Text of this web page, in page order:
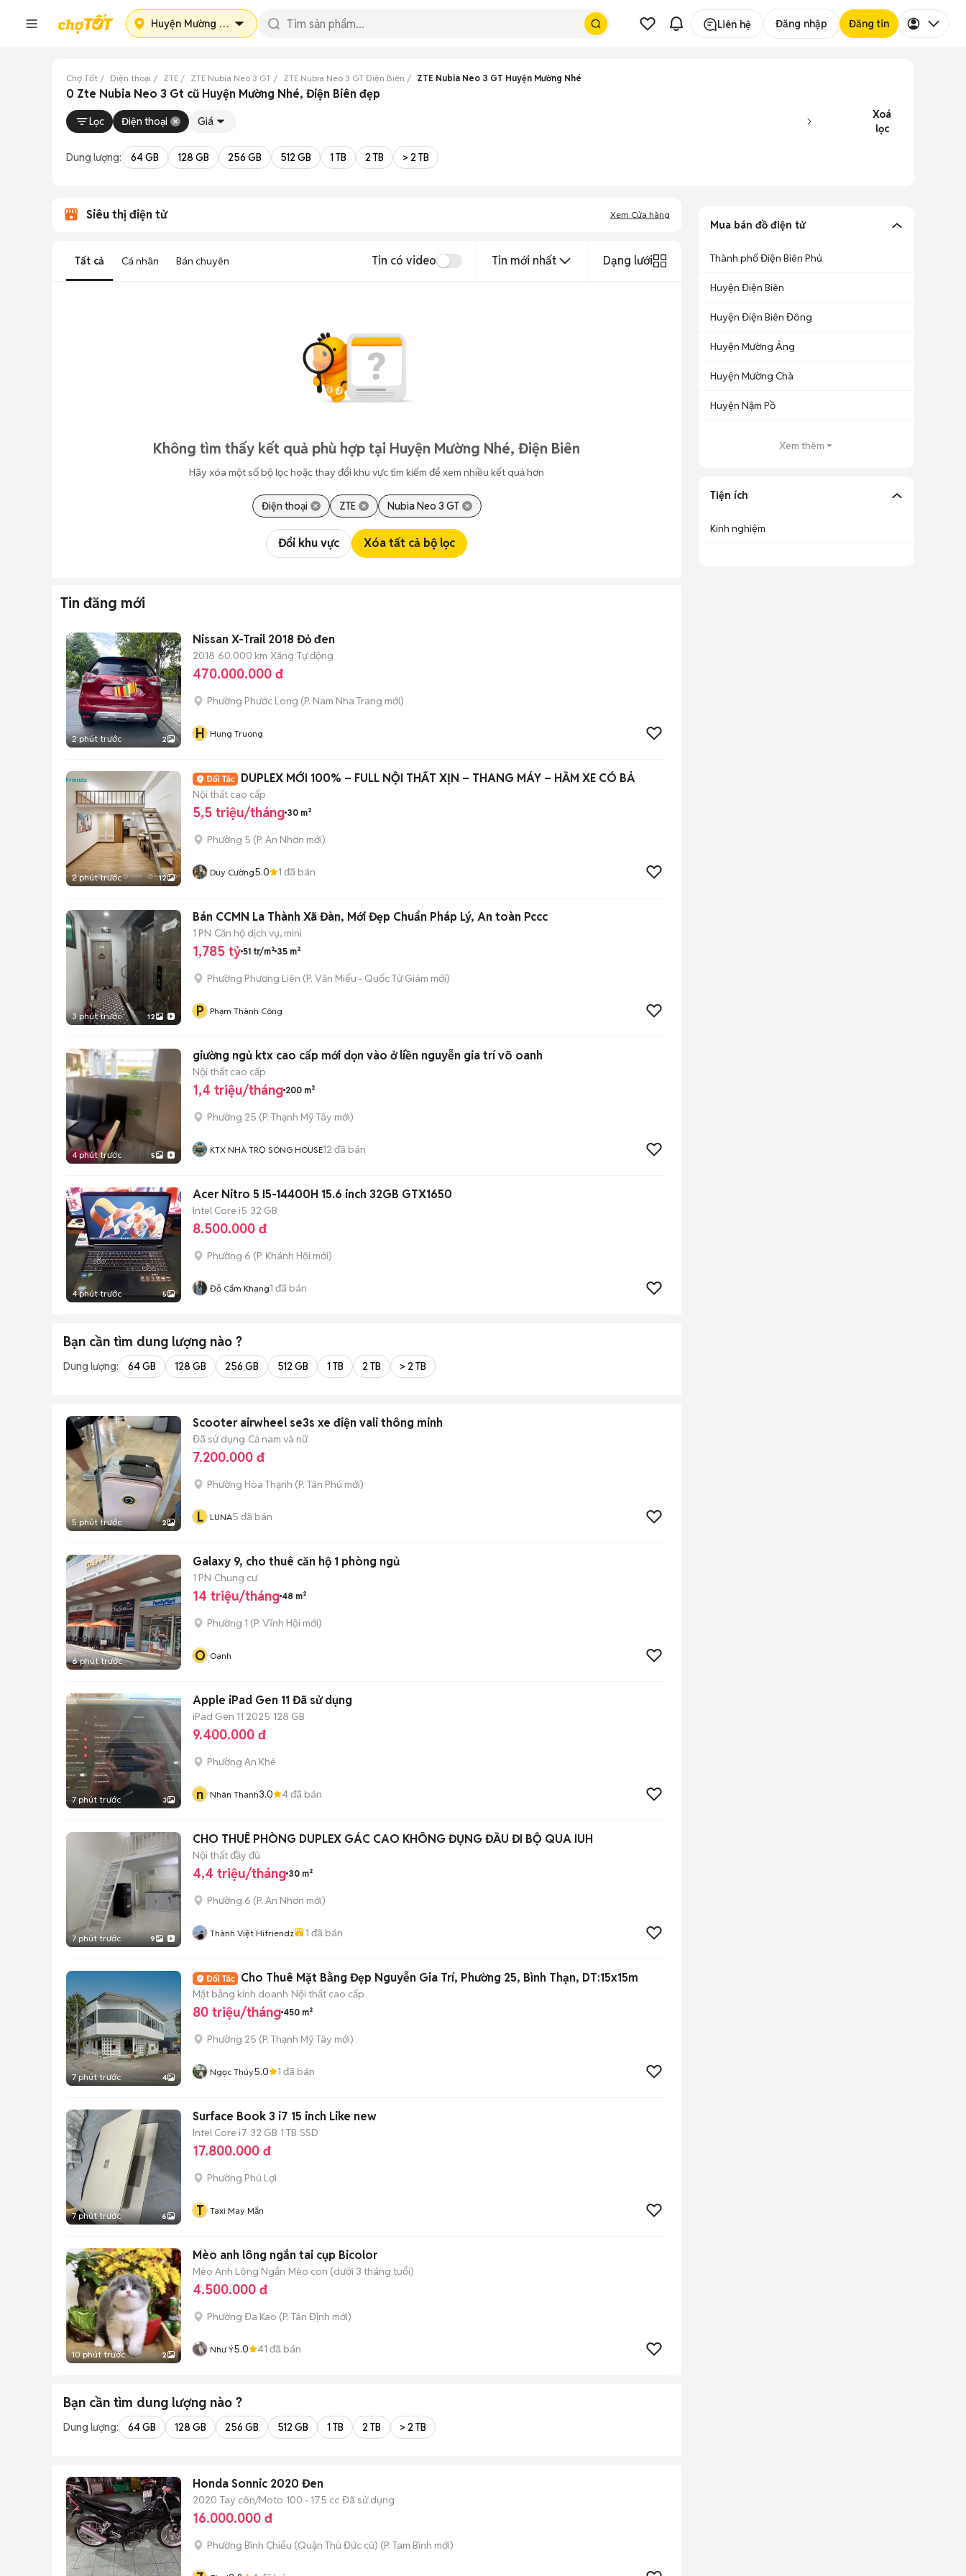
Huyện Mường Nhé Liên hệ Đăng nhập Đăng tin
Chợ Tốt Điện thoại ZTE ZTE Nubia Neo 3 GT ZTE Nubia Neo 3 GT Điện Biên ZTE Nubia Neo 3 GT Huyện Mường Nhé
0 Zte Nubia Neo 3 Gt cũ Huyện Mường Nhé, Điện Biên đẹp
Lọc Điện thoại Giá
Xoá
lọc
Dung lượng: 64 GB 128 GB 256 GB 512 GB 1 TB 2 TB > 2 TB
Siêu thị điện tử Xem Cửa hàng
Tất cả Cá nhân Bán chuyên Tin có video Tin mới nhất Dạng lưới
Không tìm thấy kết quả phù hợp tại Huyện Mường Nhé, Điện Biên
Hãy xóa một số bộ lọc hoặc thay đổi khu vực tìm kiếm để xem nhiều kết quả hơn
Điện thoại ZTE Nubia Neo 3 GT
Đổi khu vực Xóa tất cả bộ lọc
Tin đăng mới
2 phút trước 2
Nissan X-Trail 2018 Đỏ đen
2018 60.000 km Xăng Tự động
470.000.000 đ
Phường Phước Long (P. Nam Nha Trang mới)
H Hung Truong
2 phút trước 12
DUPLEX MỚI 100% – FULL NỘI THẤT XỊN – THANG MÁY – HẦM XE CÓ BẢ
Nội thất cao cấp
5,5 triệu/tháng 30 m²
Phường 5 (P. An Nhơn mới)
Duy Cường5.0 1 đã bán
3 phút trước 12
Bán CCMN La Thành Xã Đàn, Mới Đẹp Chuẩn Pháp Lý, An toàn Pccc
1 PN Căn hộ dịch vụ, mini
1,785 tỷ 51 tr/m² 35 m²
Phường Phương Liên (P. Văn Miếu - Quốc Tử Giám mới)
P Phạm Thành Công
4 phút trước 5
giường ngủ ktx cao cấp mới dọn vào ở liền nguyễn gia trí võ oanh
Nội thất cao cấp
1,4 triệu/tháng 200 m²
Phường 25 (P. Thạnh Mỹ Tây mới)
KTX NHÀ TRỌ SÓNG HOUSE12 đã bán
4 phút trước 5
Acer Nitro 5 I5-14400H 15.6 inch 32GB GTX1650
Intel Core i5 32 GB
8.500.000 đ
Phường 6 (P. Khánh Hội mới)
Đỗ Cẩm Khang1 đã bán
Bạn cần tìm dung lượng nào ?
Dung lượng: 64 GB 128 GB 256 GB 512 GB 1 TB 2 TB > 2 TB
5 phút trước 2
Scooter airwheel se3s xe điện vali thông minh
Đã sử dụng Cả nam và nữ
7.200.000 đ
Phường Hòa Thạnh (P. Tân Phú mới)
L LUNA5 đã bán
6 phút trước
Galaxy 9, cho thuê căn hộ 1 phòng ngủ
1 PN Chung cư
14 triệu/tháng 48 m²
Phường 1 (P. Vĩnh Hội mới)
O Oanh
7 phút trước 3
Apple iPad Gen 11 Đã sử dụng
iPad Gen 11 2025 128 GB
9.400.000 đ
Phường An Khê
n Nhân Thanh3.0 4đã bán
7 phút trước 9
CHO THUÊ PHÒNG DUPLEX GÁC CAO KHÔNG ĐỤNG ĐẦU ĐI BỘ QUA IUH
Nội thất đầy đủ
4,4 triệu/tháng 30 m²
Phường 6 (P. An Nhơn mới)
Thành Việt Hifriendz 1 đã bán
7 phút trước 4
Cho Thuê Mặt Bằng Đẹp Nguyễn Gia Trí, Phường 25, Bình Thạn, DT:15x15m
Mặt bằng kinh doanh Nội thất cao cấp
80 triệu/tháng 450 m²
Phường 25 (P. Thạnh Mỹ Tây mới)
Ngọc Thúy5.0 1 đã bán
7 phút trước 6
Surface Book 3 i7 15 inch Like new
Intel Core i7 32 GB 1 TB SSD
17.800.000 đ
Phường Phú Lợi
T Taxi May Mắn
10 phút trước 2
Mèo anh lông ngắn tai cụp Bicolor
Mèo Anh Lông Ngắn Mèo con (dưới 3 tháng tuổi)
4.500.000 đ
Phường Đa Kao (P. Tân Định mới)
Như Ý5.0 41 đã bán
Bạn cần tìm dung lượng nào ?
Dung lượng: 64 GB 128 GB 256 GB 512 GB 1 TB 2 TB > 2 TB
Honda Sonnic 2020 Đen
2020 Tay côn/Moto 100 - 175 cc Đã sử dụng
16.000.000 đ
Phường Bình Chiểu (Quận Thủ Đức cũ) (P. Tam Bình mới)
Mua bán đồ điện tử
Thành phố Điện Biên Phủ
Huyện Điện Biên
Huyện Điện Biên Đông
Huyện Mường Ảng
Huyện Mường Chà
Huyện Nậm Pồ
Xem thêm
Tiện ích
Kinh nghiệm